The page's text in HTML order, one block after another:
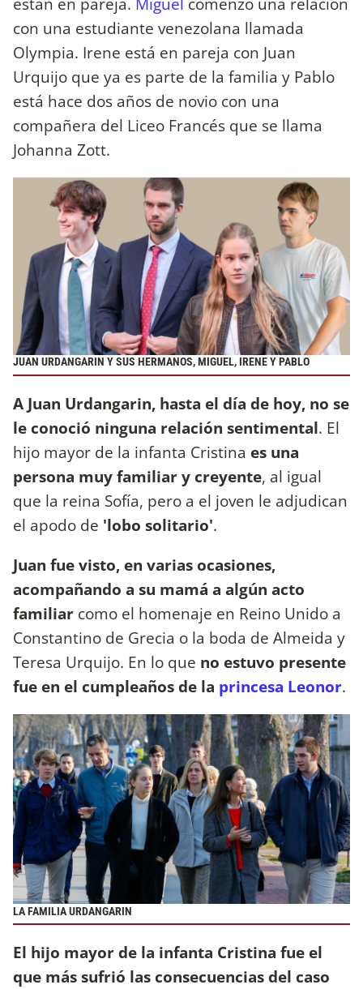
con una estudiante venezolana llamada
Olympia. Irene está en pareja con Juan
Urquijo que ya es parte de la familia y Pablo
está hace dos años de novio con una
compañera del Liceo Francés que se llama
Johanna Zott.
JUAN URDANGARIN Y SUS HERMANOS, MIGUEL, IRENE Y PABLO
A Juan Urdangarin, hasta el día de hoy, no se
le conoció ninguna relación sentimental. El
hijo mayor de la infanta Cristina es una
persona muy familiar y creyente, al igual
que la reina Sofía, pero a el joven le adjudican
el apodo de 'lobo solitario'.
Juan fue visto, en varias ocasiones,
acompañando a su mamá a algún acto
familiar como el homenaje en Reino Unido a
Constantino de Grecia o la boda de Almeida y
Teresa Urquijo. En lo que no estuvo presente
fue en el cumpleaños de la princesa Leonor.
LA FAMILIA URDANGARIN
El hijo mayor de la infanta Cristina fue el
que más sufrió las consecuencias del caso